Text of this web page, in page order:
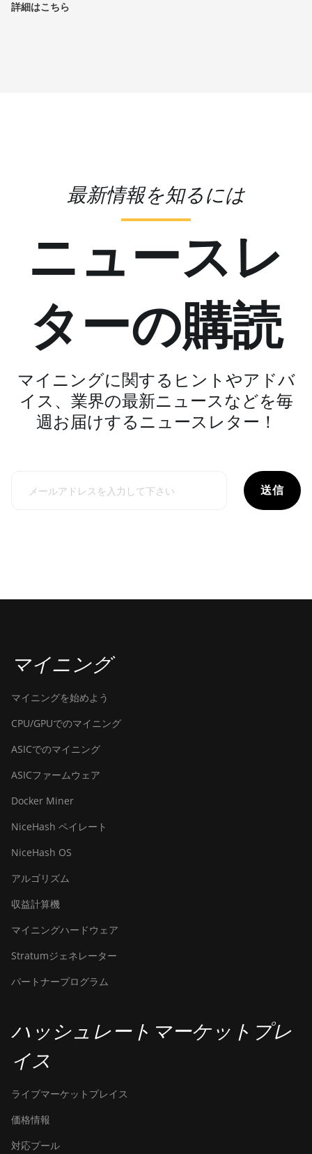
詳細はこちら
最新情報を知るには
ニュースレ
ターの購読
マイニングに関するヒントやアドバ
イス、業界の最新ニュースなどを毎
週お届けするニュースレター！
送信
マイニング
マイニングを始めよう
CPU/GPUでのマイニング
ASICでのマイニング
ASICファームウェア
Docker Miner
NiceHash ペイレート
NiceHash OS
アルゴリズム
収益計算機
マイニングハードウェア
Stratumジェネレーター
パートナープログラム
ハッシュレートマーケットプレ
イス
ライブマーケットプレイス
価格情報
対応プール